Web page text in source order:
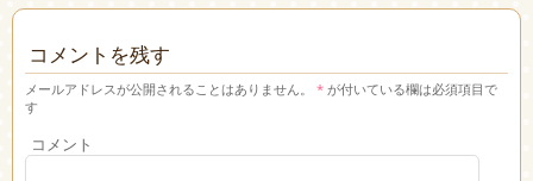
コメントを残す
メールアドレスが公開されることはありません。 * が付いている欄は必須項目で
す
コメント